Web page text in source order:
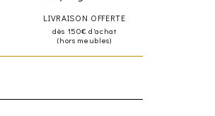
LIVRAISON OFFERTE
dès 150€ d'achat
(hors meubles)